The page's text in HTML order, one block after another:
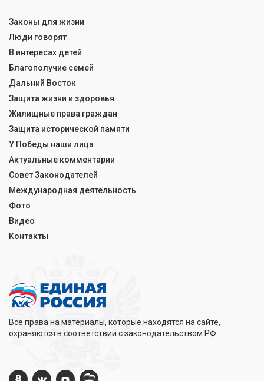
Все права на материалы, которые находятся на сайте,
охраняются в соответствии с законодательством РФ.
Законы для жизни
Люди говорят
В интересах детей
Благополучие семей
Дальний Восток
Защита жизни и здоровья
Жилищные права граждан
Защита исторической памяти
У Победы наши лица
Актуальные комментарии
Совет Законодателей
Международная деятельность
Фото
Видео
Контакты